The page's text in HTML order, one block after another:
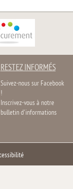
RESTEZ INFORMÉS
Suivez-nous sur Facebook
!
Inscrivez-vous à notre
bulletin d'informations